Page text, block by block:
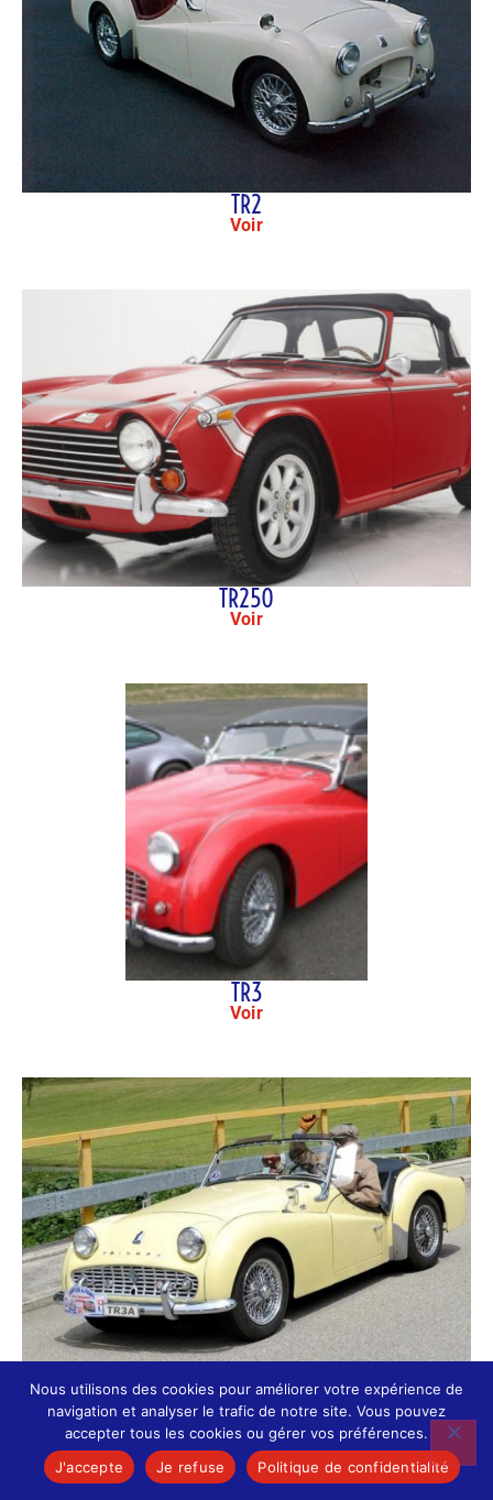
TR2
Voir
TR250
Voir
TR3
Voir
TR3A
Voir
Nous utilisons des cookies pour améliorer votre expérience de
navigation et analyser le trafic de notre site. Vous pouvez
accepter tous les cookies ou gérer vos préférences.
J'accepte
Je refuse Politique de confidentialité